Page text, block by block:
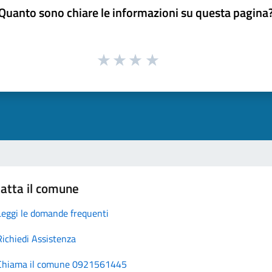
sono chiare le informazioni su questa
il comune
le domande frequenti
Assistenza
il comune 0921561445